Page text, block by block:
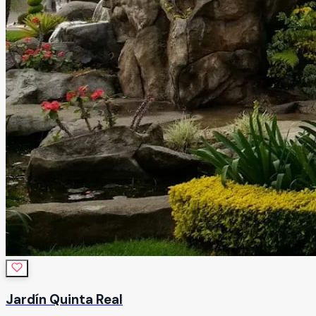
Jardín Quinta Real